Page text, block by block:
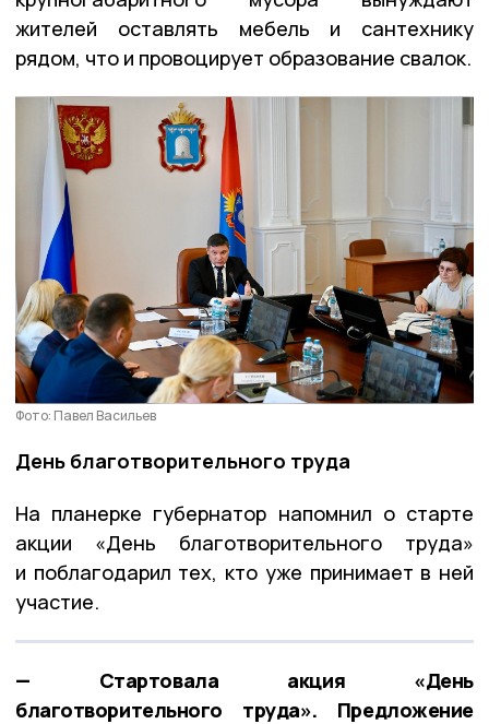
жителей оставлять мебель и сантехнику
рядом, что и провоцирует образование свалок.
Фото: Павел Васильев
День благотворительного труда
На планерке губернатор напомнил о старте
акции «День благотворительного труда»
и поблагодарил тех, кто уже принимает в ней
участие.
— Стартовала акция «День
благотворительного труда». Предложение